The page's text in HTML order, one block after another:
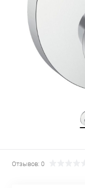
Отзывов: 0